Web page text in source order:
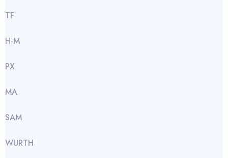
TF
Н-М
РХ
МА
SАМ
WURTH